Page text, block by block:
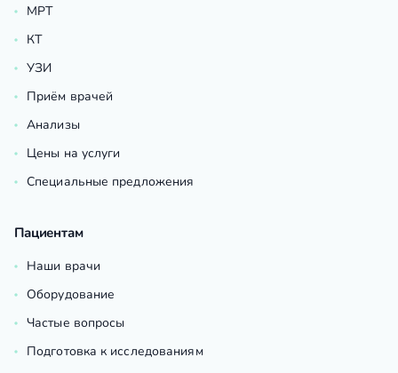
МРТ
КТ
УЗИ
Приём врачей
Анализы
Цены на услуги
Специальные предложения
Пациентам
Наши врачи
Оборудование
Частые вопросы
Подготовка к исследованиям